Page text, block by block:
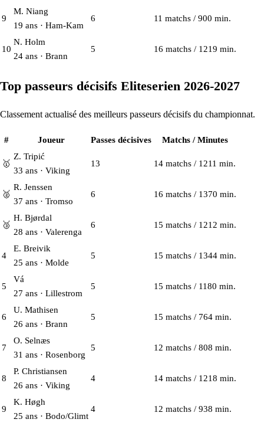
9
M. Niang
19 ans · Ham-Kam
6 11 matchs / 900 min.
10
N. Holm
24 ans · Brann
5 16 matchs / 1219 min.
Top passeurs décisifs Eliteserien 2026-2027
Classement actualisé des meilleurs passeurs décisifs du championnat.
# Joueur Passes décisives Matchs / Minutes
🥇
Z. Tripić
33 ans · Viking
13 14 matchs / 1211 min.
🥈
R. Jenssen
37 ans · Tromso
6 16 matchs / 1370 min.
🥉
H. Bjørdal
28 ans · Valerenga
6 15 matchs / 1212 min.
4
E. Breivik
25 ans · Molde
5 15 matchs / 1344 min.
5
Vá
27 ans · Lillestrom
5 15 matchs / 1180 min.
6
U. Mathisen
26 ans · Brann
5 15 matchs / 764 min.
7
O. Selnæs
31 ans · Rosenborg
5 12 matchs / 808 min.
8
P. Christiansen
26 ans · Viking
4 14 matchs / 1218 min.
9
K. Høgh
25 ans · Bodo/Glimt
4 12 matchs / 938 min.